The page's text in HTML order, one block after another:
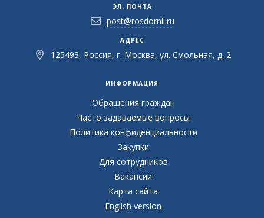
ЭЛ. ПОЧТА
post@rosdornii.ru
АДРЕС
125493, Россия, г. Москва, ул. Смольная, д. 2
ИНФОРМАЦИЯ
Обращения граждан
Часто задаваемые вопросы
Политика конфиденциальности
Закупки
Для сотрудников
Вакансии
Карта сайта
English version